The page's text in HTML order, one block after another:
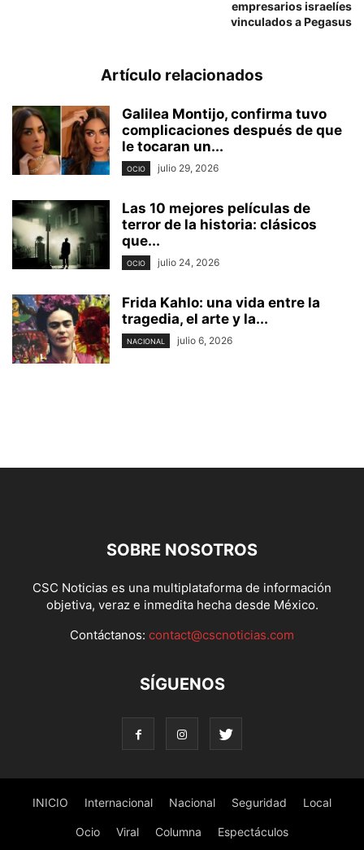
empresarios israelíes
vinculados a Pegasus
Artículo relacionados
Galilea Montijo, confirma tuvo
complicaciones después de que
le tocaran un...
OCIO julio 29, 2026
Las 10 mejores películas de
terror de la historia: clásicos
que...
OCIO julio 24, 2026
Frida Kahlo: una vida entre la
tragedia, el arte y la...
NACIONAL julio 6, 2026
SOBRE NOSOTROS
CSC Noticias es una multiplataforma de información
objetiva, veraz e inmedita hecha desde México.
Contáctanos: contact@cscnoticias.com
SÍGUENOS
INICIO Internacional Nacional Seguridad Local
Ocio Viral Columna Espectáculos